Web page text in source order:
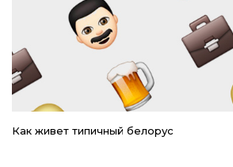
Как живет типичный белорус